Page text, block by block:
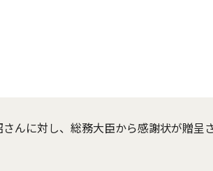
んに対し、総務大臣から感謝状が贈呈